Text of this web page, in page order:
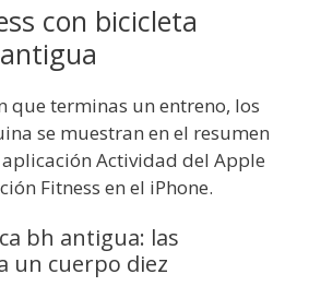
con bicicleta
que terminas un entreno, los
se muestran en el resumen
Actividad del Apple
Fitness en el iPhone.
bh antigua: las
un cuerpo diez